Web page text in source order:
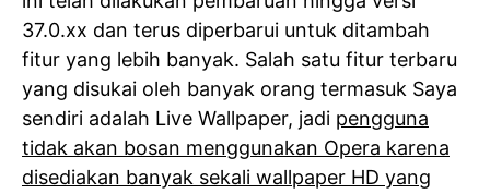
37.0.xx dan terus diperbarui untuk ditambah
fitur yang lebih banyak. Salah satu fitur terbaru
yang disukai oleh banyak orang termasuk Saya
sendiri adalah Live Wallpaper, jadi pengguna
tidak akan bosan menggunakan Opera karena
disediakan banyak sekali wallpaper HD yang